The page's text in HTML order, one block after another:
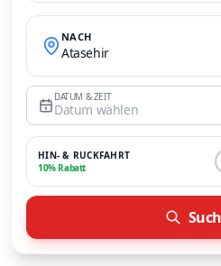
NACH
Atasehir
DATUM & ZEIT
Datum wählen
HIN- & RÜCKFAHRT
10% Rabatt